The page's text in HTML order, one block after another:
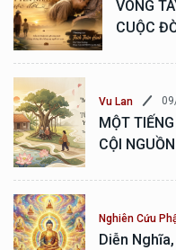
VÒNG
CUỘC
Vu Lan
MỘT
CỘI
Nghiên Cứu
Diễn